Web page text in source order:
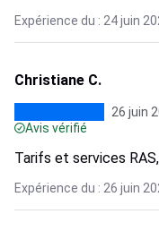
Expérience du : 24 juin
Christiane C.
26 juin
Avis vérifié
Tarifs et services
Expérience du : 26 juin